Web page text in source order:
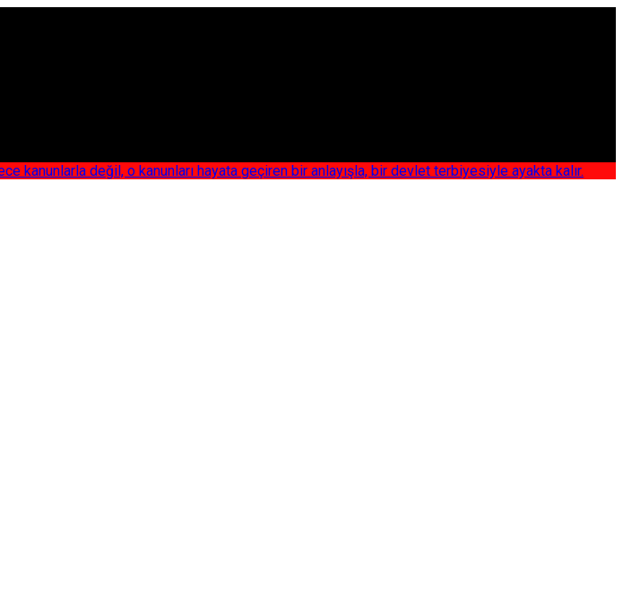
kanunlarla değil, o kanunları hayata geçiren bir anlayışla, bir devlet terbiyesiyle ayakta kalır.